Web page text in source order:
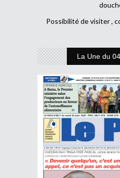
Possibilité de visiter ,
La Une du